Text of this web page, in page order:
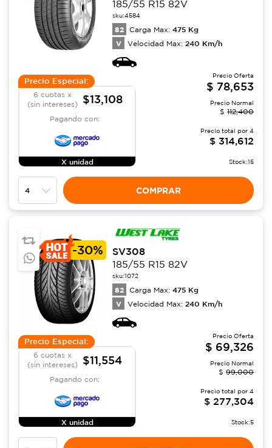
185/55 R15 82V
sku:4584
82 Carga Max: 475 Kg
V Velocidad Max: 240 Km/h
Precio Especial:
6 cuotas x
(sin intereses)
$13,108
Pagando con:
X unidad
Precio Oferta
$ 78,653
Precio Normal
$ 112,400
Precio total por 4
$ 314,612
Stock:15
COMPRAR
-30%
SV308
185/55 R15 82V
sku:1072
82 Carga Max: 475 Kg
V Velocidad Max: 240 Km/h
Precio Especial:
6 cuotas x
(sin intereses)
$11,554
Pagando con:
X unidad
Precio Oferta
$ 69,326
Precio Normal
$ 99,000
Precio total por 4
$ 277,304
Stock:5